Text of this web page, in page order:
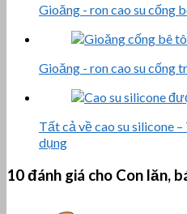
Gioăng - ron cao su cống
Gioăng - ron cao su cống
Tất cả về cao su silicone
dụng
10 đánh giá cho Con lăn,